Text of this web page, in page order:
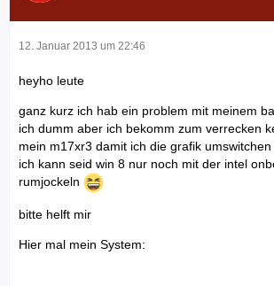
12. Januar 2013 um 22:46
heyho leute
ganz kurz ich hab ein problem mit meinem
ich dumm aber ich bekomm zum verrecken
mein m17xr3 damit ich die grafik umswitchen
ich kann seid win 8 nur noch mit der intel
rumjockeln
bitte helft mir
Hier mal mein System: